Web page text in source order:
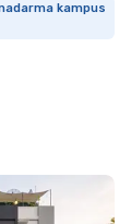
kampus